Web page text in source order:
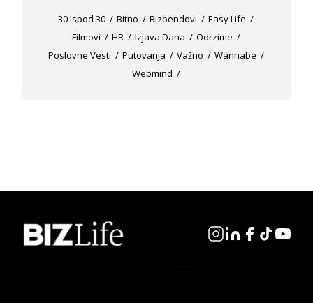
30 Ispod 30 Bitno Bizbendovi
Easy Life
Filmovi
HR Izjava Dana
Odrzime
Poslovne Vesti
Putovanja Važno
Wannabe
Webmind